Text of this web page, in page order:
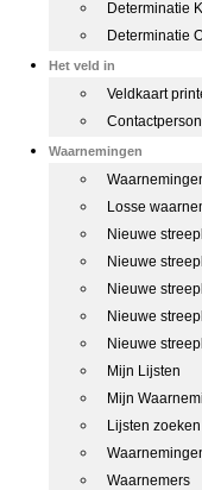
Determinatie
Determinatie
Het veld in
Veldkaart
Waarnemingen
Losse
Nieuwe
Nieuwe
Nieuwe
Nieuwe
Nieuwe
Mijn Lijsten
Mijn
Lijsten zoeken
Waarnemers